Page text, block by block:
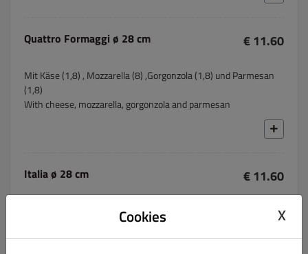
Quattro Formaggi ø 28 cm € 11.60
Mit Käse (1,8) , Mozzarella (8) ,Gorgonzola (1,8) und Parmesan
(1,8)
With cheese, mozzarella, gorgonzola and parmesan
Italia ø 28 cm € 11.60
Mit Spinat, Mozzarella (8) und frischen Tomatenscheiben With
spinach, mozzarella and fresh tomato slices
Cookies X